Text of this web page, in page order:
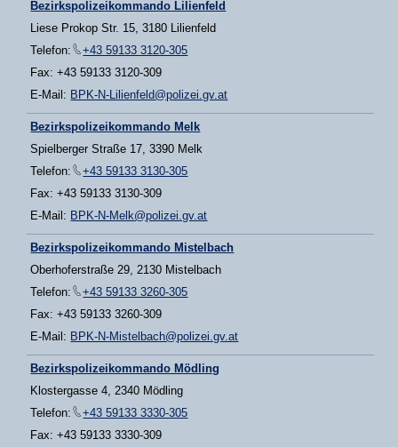
Bezirkspolizeikommando Lilienfeld
Liese Prokop Str. 15, 3180 Lilienfeld
Telefon:
+43 59133 3120-305
Fax: +43 59133 3120-309
E-Mail: BPK-N-Lilienfeld@polizei.gv.at
Bezirkspolizeikommando Melk
Spielberger Straße 17, 3390 Melk
Telefon:
+43 59133 3130-305
Fax: +43 59133 3130-309
E-Mail: BPK-N-Melk@polizei.gv.at
Bezirkspolizeikommando Mistelbach
Oberhoferstraße 29, 2130 Mistelbach
Telefon:
+43 59133 3260-305
Fax: +43 59133 3260-309
E-Mail: BPK-N-Mistelbach@polizei.gv.at
Bezirkspolizeikommando Mödling
Klostergasse 4, 2340 Mödling
Telefon:
+43 59133 3330-305
Fax: +43 59133 3330-309